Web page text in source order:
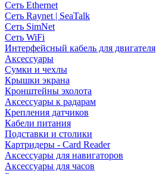
Сеть Ethernet
Сеть Raynet | SeaTalk
Сеть SimNet
Сеть WiFi
Интерфейсный кабель для двигателя
Аксессуары
Сумки и чехлы
Крышки экрана
Кронштейны эхолота
Аксессуары к радарам
Крепления датчиков
Кабели питания
Подставки и столики
Картридеры - Card Reader
Аксессуары для навигаторов
Аксессуары для часов